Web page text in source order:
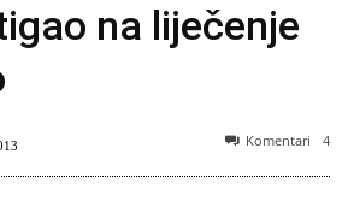
na liječenje
Komentari 4